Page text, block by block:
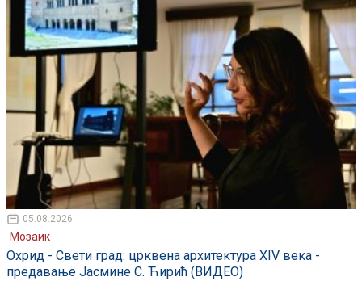
05.08.2026
Мозаик
Охрид - Свети град: црквена архитектура XIV века -
предавање Јасмине С. Ћирић (ВИДЕО)